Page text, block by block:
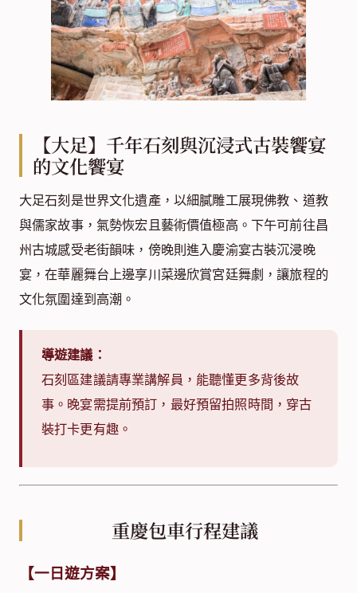
【大足】千年石刻與沉浸式古裝饗宴
的文化饗宴
大足石刻是世界文化遺產，以細膩雕工展現佛教、道教
與儒家故事，氣勢恢宏且藝術價值極高。下午可前往昌
州古城感受老街韻味，傍晚則進入慶渝宴古裝沉浸晚
宴，在華麗舞台上邊享川菜邊欣賞宮廷舞劇，讓旅程的
文化氛圍達到高潮。
導遊建議：
石刻區建議請專業講解員，能聽懂更多背後故
事。晚宴需提前預訂，最好預留拍照時間，穿古
裝打卡更有趣。
重慶包車行程建議
【一日遊方案】